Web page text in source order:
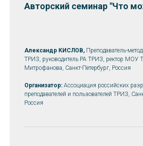
Авторский семинар "Что
Александр КИСЛОВ, Преподаватель-
ТРИЗ, руководитель РА ТРИЗ, ректор МОУ
Митрофанова, Санкт-Петербург, Россия
Организатор: Ассоциация российских
преподавателей и пользователей ТРИЗ,
Россия